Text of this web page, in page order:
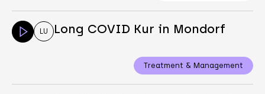
LU Long COVID Kur in Mondorf
Treatment & Management